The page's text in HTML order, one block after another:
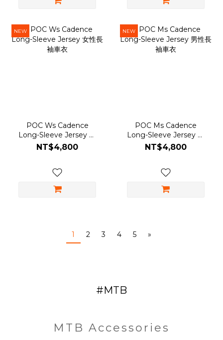
NEW
POC Ws Cadence
Long-Sleeve Jersey 女
性長袖車衣
NT$4,800
NEW
POC Ms Cadence
Long-Sleeve Jersey 男
性長袖車衣
NT$4,800
1 2 3 4 5 »
#MTB
MTB Accessories